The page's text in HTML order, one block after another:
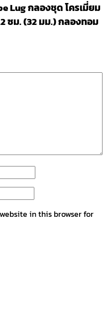
Lug กลองชุด โครเมี่ยม
ซม. (32 มม.) กลองทอม
in this browser for